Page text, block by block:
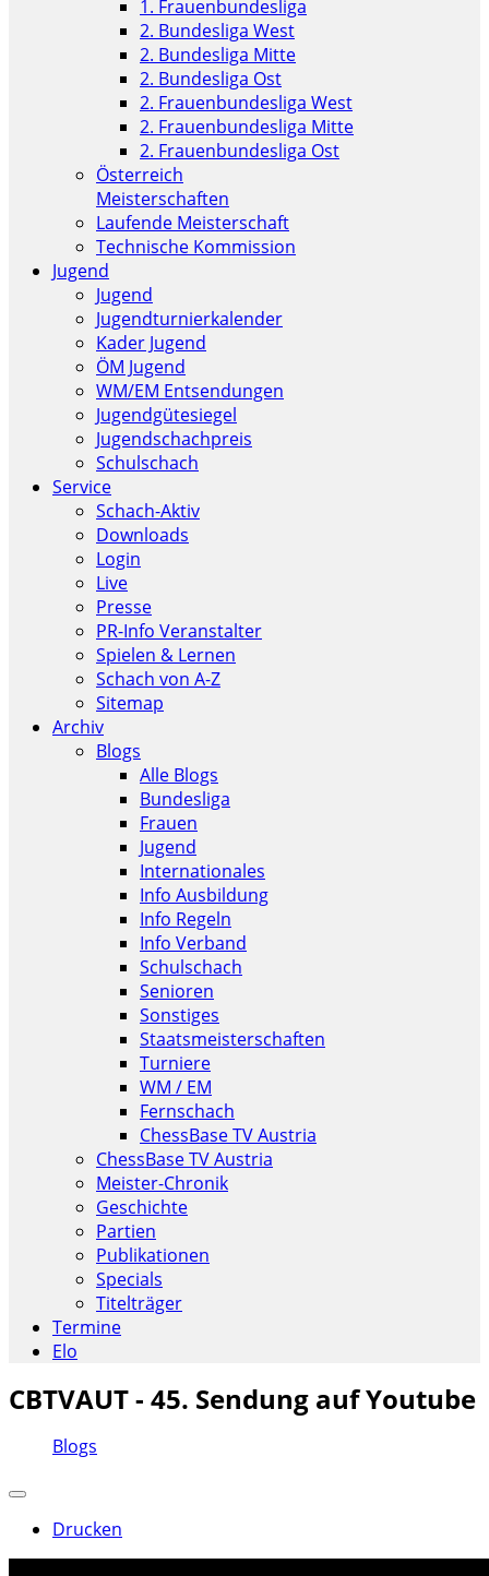
1. Frauenbundesliga
2. Bundesliga West
2. Bundesliga Mitte
2. Bundesliga Ost
2. Frauenbundesliga West
2. Frauenbundesliga Mitte
2. Frauenbundesliga Ost
Österreich
Meisterschaften
Laufende Meisterschaft
Technische Kommission
Jugend
Jugend
Jugendturnierkalender
Kader Jugend
ÖM Jugend
WM/EM Entsendungen
Jugendgütesiegel
Jugendschachpreis
Schulschach
Service
Schach-Aktiv
Downloads
Login
Live
Presse
PR-Info Veranstalter
Spielen & Lernen
Schach von A-Z
Sitemap
Archiv
Blogs
Alle Blogs
Bundesliga
Frauen
Jugend
Internationales
Info Ausbildung
Info Regeln
Info Verband
Schulschach
Senioren
Sonstiges
Staatsmeisterschaften
Turniere
WM / EM
Fernschach
ChessBase TV Austria
ChessBase TV Austria
Meister-Chronik
Geschichte
Partien
Publikationen
Specials
Titelträger
Termine
Elo
CBTVAUT - 45. Sendung auf Youtube
Blogs
Drucken